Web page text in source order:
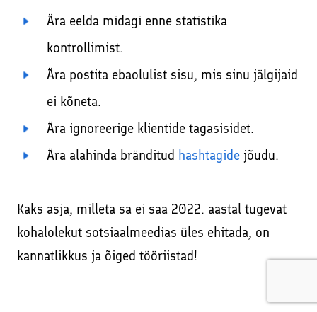
Ära eelda midagi enne statistika
kontrollimist.
Ära postita ebaolulist sisu, mis sinu jälgijaid
ei kõneta.
Ära ignoreerige klientide tagasisidet.
Ära alahinda bränditud hashtagide jõudu.
Kaks asja, milleta sa ei saa 2022. aastal tugevat
kohalolekut sotsiaalmeedias üles ehitada, on
kannatlikkus ja õiged tööriistad!